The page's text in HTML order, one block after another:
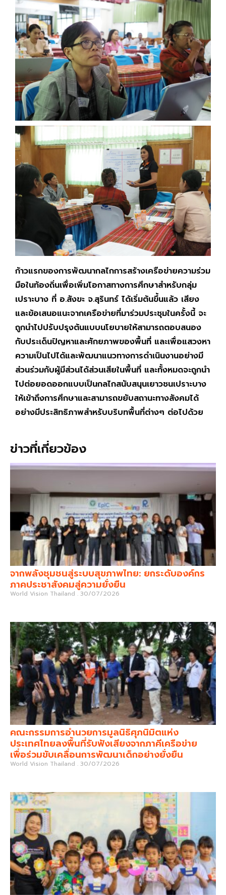
ก้าวแรกของการพัฒนากลไกการสร้างเครือข่ายความร่วม
มือในท้องถิ่นเพื่อเพิ่มโอกาสทางการศึกษาสำหรับกลุ่ม
เปราะบาง ที่ อ.สังขะ จ.สุรินทร์ ได้เริ่มต้นขึ้นแล้ว เสียง
และข้อเสนอแนะจากเครือข่ายที่มาร่วมประชุมในครั้งนี้ จะ
ถูกนำไปปรับปรุงต้นแบบนโยบายให้สามารถตอบสนอง
กับประเด็นปัญหาและศักยภาพของพื้นที่ และเพื่อแสวงหา
ความเป็นไปได้และพัฒนาแนวทางการดำเนินงานอย่างมี
ส่วนร่วมกับผู้มีส่วนได้ส่วนเสียในพื้นที่ และทั้งหมดจะถูกนำ
ไปต่อยอดออกแบบเป็นกลไกสนับสนุนเยาวชนเปราะบาง
ให้เข้าถึงการศึกษาและสามารถขยับสถานะทางสังคมได้
อย่างมีประสิทธิภาพสำหรับบริบทพื้นที่ต่างๆ ต่อไปด้วย
ข่าวที่เกี่ยวข้อง
จากพลังชุมชนสู่ระบบสุขภาพไทย: ยกระดับองค์กร
ภาคประชาสังคมสู่ความยั่งยืน
World Vision Thailand 30/07/2026
คณะกรรมการอำนวยการมูลนิธิศุภนิมิตแห่ง
ประเทศไทยลงพื้นที่รับฟังเสียงจากภาคีเครือข่าย
เพื่อร่วมขับเคลื่อนการพัฒนาเด็กอย่างยั่งยืน
World Vision Thailand 30/07/2026